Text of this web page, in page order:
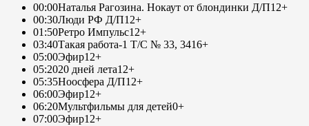
00:00Наталья Рагозина. Нокаут от блондинки Д/П12+
00:30Люди РФ Д/П12+
01:50Ретро Импульс12+
03:40Такая работа-1 Т/С № 33, 3416+
05:00Эфир12+
05:2020 дней лета12+
05:35Ноосфера Д/П12+
06:00Эфир12+
06:20Мультфильмы для детей0+
07:00Эфир12+